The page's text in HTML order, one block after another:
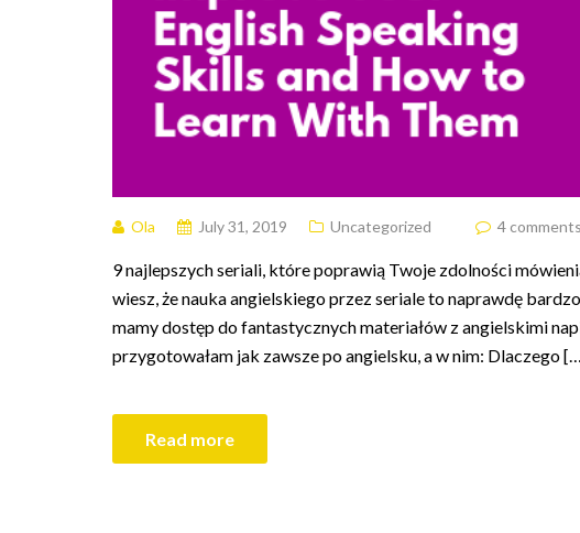
Ola July 31, 2019 Uncategorized 4 comments
9 najlepszych seriali, które poprawią Twoje zdolności
wiesz, że nauka angielskiego przez seriale to naprawdę
mamy dostęp do fantastycznych materiałów z angielskimi
przygotowałam jak zawsze po angielsku, a w nim: Dlaczego
Read more